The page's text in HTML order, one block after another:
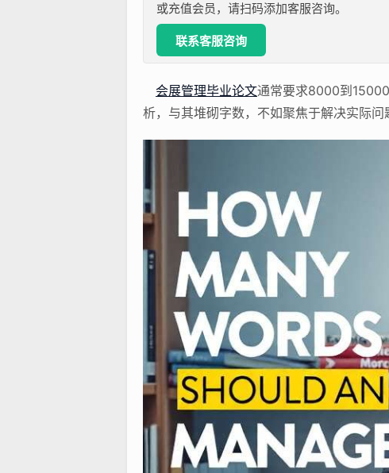
或充值会员，请扫码添加客服咨询。
联系客服咨询
会展管理毕业论文通常要求8000到
析，与其堆砌字数，不如聚焦于解决实际